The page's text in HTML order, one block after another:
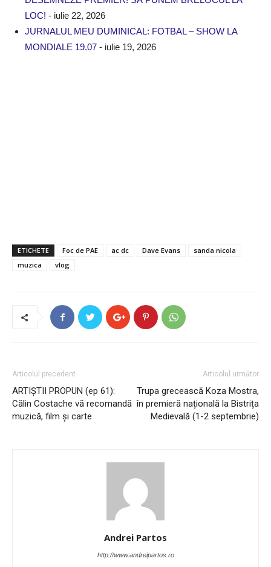
LOC! - iulie 22, 2026
JURNALUL MEU DUMINICAL: FOTBAL – SHOW LA
MONDIALE 19.07 - iulie 19, 2026
ETICHETE Foc de PAE ac dc Dave Evans
sanda nicola
muzica
vlog
Articolul precedent
ARTIȘTII PROPUN (ep 61):
Călin Costache vă recomandă
muzică, film și carte
Articolul următor
Trupa grecească Koza Mostra,
în premieră națională la Bistrița
Medievală (1-2 septembrie)
Andrei Partos
http://www.andreipartos.ro